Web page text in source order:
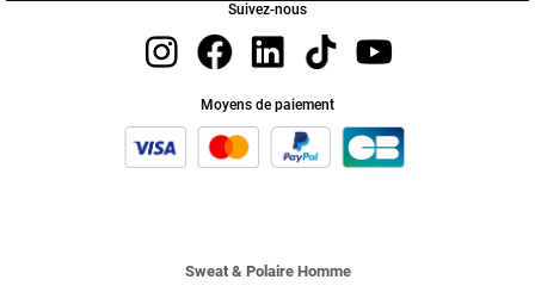
Sweat & Polaire Homme
Suivez-nous
Moyens de paiement